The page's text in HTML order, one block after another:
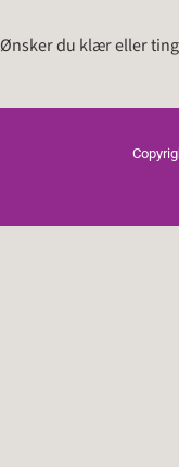
Ønsker du klær eller ting